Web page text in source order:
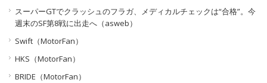
スーパーGTでクラッシュのフラガ、メディカルチェックは“合格”。今
週末のSF第8戦に出走へ（asweb）
Swift（MotorFan）
HKS（MotorFan）
BRIDE（MotorFan）